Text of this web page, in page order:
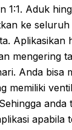
1:1. Aduk
ke
Aplikasikan
mengering
Anda bisa
memiliki
anda
apabila